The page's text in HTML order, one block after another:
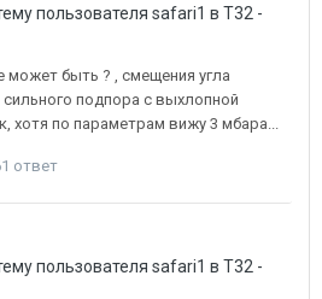
пользователя safari1 в T32 -
может быть ? , смещения угла
подпора с выхлопной
хотя по параметрам вижу 3 мбара...
ответ
пользователя safari1 в T32 -